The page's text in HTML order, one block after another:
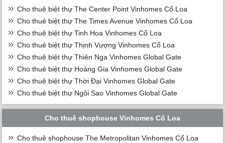
Cho thuê biệt thự The Center Point Vinhomes Cổ Loa
Cho thuê biệt thự The Times Avenue Vinhomes Cổ Loa
Cho thuê biệt thự Tinh Hoa Vinhomes Cổ Loa
Cho thuê biệt thự Thịnh Vượng Vinhomes Cổ Loa
Cho thuê biệt thự Thiên Nga Vinhomes Global Gate
Cho thuê biệt thự Hoàng Gia Vinhomes Global Gate
Cho thuê biệt thự Thời Đại Vinhomes Global Gate
Cho thuê biệt thự Ngôi Sao Vinhomes Global Gate
Cho thuê shophouse Vinhomes Cổ Loa
Cho thuê shophouse The Metropolitan Vinhomes Cổ Loa